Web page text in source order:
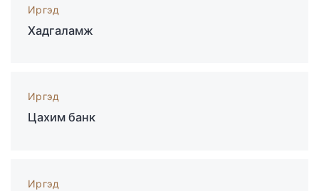
Иргэд
Хадгаламж
Иргэд
Цахим банк
Иргэд